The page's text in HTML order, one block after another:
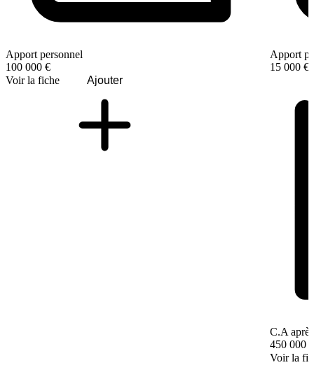
Apport personnel
100 000 €
Voir la fiche
Ajouter
Apport
15 000 €
C.A
450 000 €
Voir la